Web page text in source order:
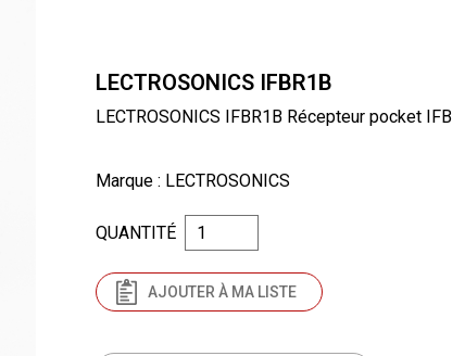
LECTROSONICS IFBR1B
LECTROSONICS IFBR1B Récepteur pocket IFB
Marque : LECTROSONICS
QUANTITÉ
AJOUTER À MA LISTE